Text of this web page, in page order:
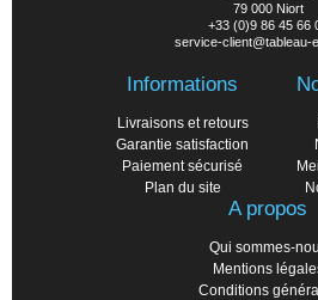
79 000 Niort
+33 (0)9 86 45 66
service-client@tableau-
Informations
Livraisons et retours
Garantie satisfaction
Paiement sécurisé
Plan du site
A propos
Qui sommes-
Mentions
Conditions